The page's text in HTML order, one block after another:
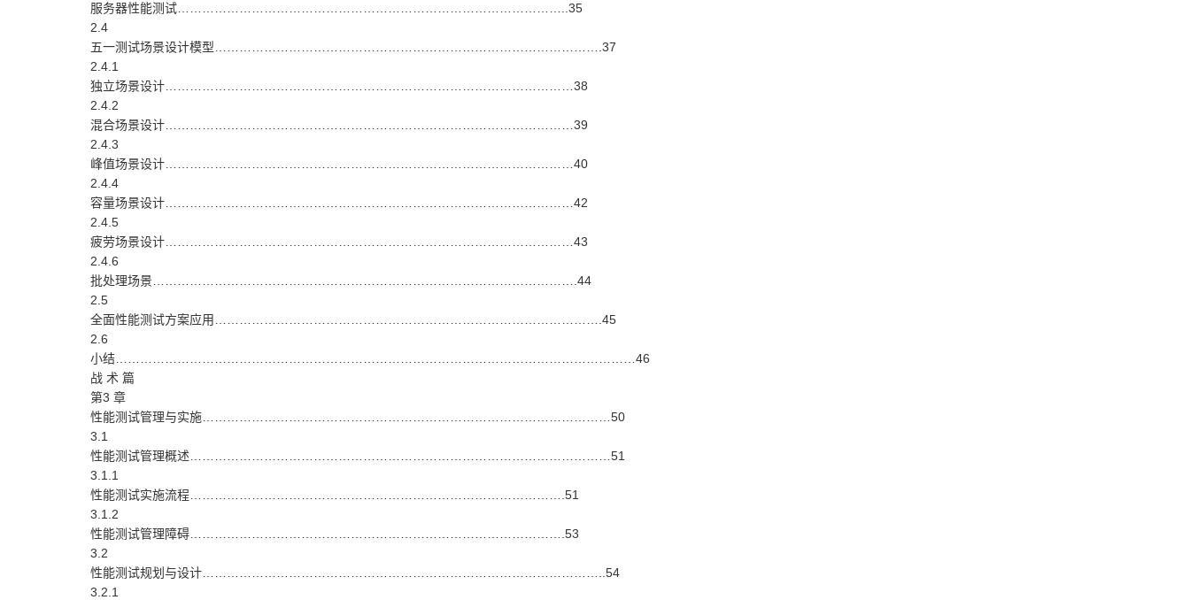
服务器性能测试…………………………………………………………………………………..35
2.4
五一测试场景设计模型………………………………………………………………………………….37
2.4.1
独立场景设计………………………………………………………………………………………38
2.4.2
混合场景设计………………………………………………………………………………………39
2.4.3
峰值场景设计………………………………………………………………………………………40
2.4.4
容量场景设计………………………………………………………………………………………42
2.4.5
疲劳场景设计………………………………………………………………………………………43
2.4.6
批处理场景………………………………………………………………………………………….44
2.5
全面性能测试方案应用………………………………………………………………………………….45
2.6
小结………………………………………………………………………………………………………………46
战 术 篇
第3 章
性能测试管理与实施………………………………………………………………………………………50
3.1
性能测试管理概述…………………………………………………………………………………………51
3.1.1
性能测试实施流程……………………………………………………………………………….51
3.1.2
性能测试管理障碍……………………………………………………………………………….53
3.2
性能测试规划与设计……………………………………………………………………………………..54
3.2.1